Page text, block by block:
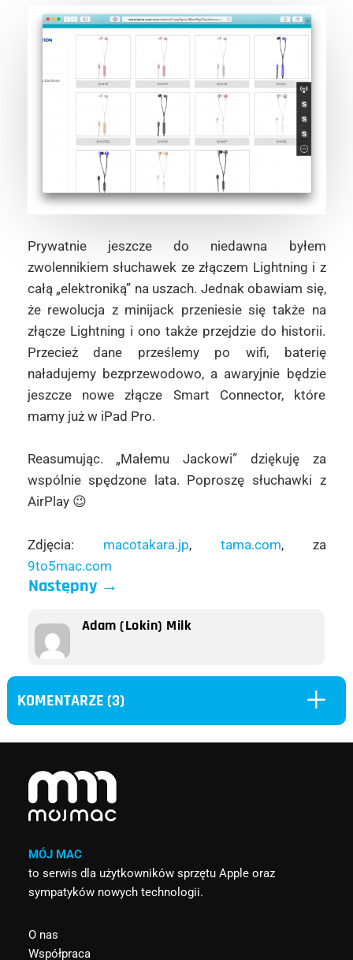
Prywatnie jeszcze do niedawna byłem
zwolennikiem słuchawek ze złączem Lightning i z
całą „elektroniką” na uszach. Jednak obawiam się,
że rewolucja z minijack przeniesie się także na
złącze Lightning i ono także przejdzie do historii.
Przecież dane prześlemy po wifi, baterię
naładujemy bezprzewodowo, a awaryjnie będzie
jeszcze nowe złącze Smart Connector, które
mamy już w iPad Pro.
Reasumując. „Małemu Jackowi” dziękuję za
wspólnie spędzone lata. Poproszę słuchawki z
AirPlay 😉
Zdjęcia: macotakara.jp, tama.com, za
9to5mac.com
Następny→
Adam (Lokin) Milk
KOMENTARZE (3) L
MÓJ MAC
to serwis dla użytkowników sprzętu Apple oraz
sympatyków nowych technologii.
O nas
Współpraca